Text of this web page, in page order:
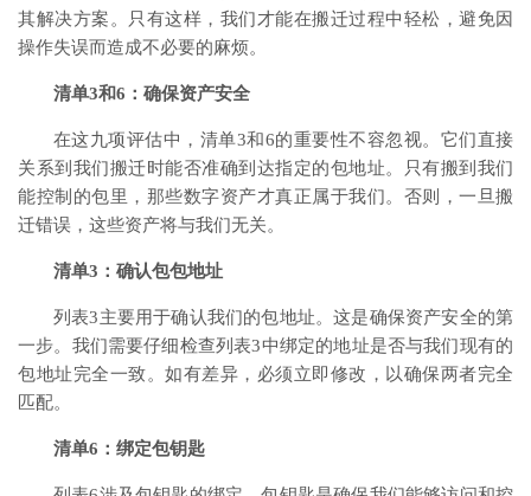
其解决方案。只有这样，我们才能在搬迁过程中轻松，避免因
操作失误而造成不必要的麻烦。
清单3和6：确保资产安全
在这九项评估中，清单3和6的重要性不容忽视。它们直接
关系到我们搬迁时能否准确到达指定的包地址。只有搬到我们
能控制的包里，那些数字资产才真正属于我们。否则，一旦搬
迁错误，这些资产将与我们无关。
清单3：确认包包地址
列表3主要用于确认我们的包地址。这是确保资产安全的第
一步。我们需要仔细检查列表3中绑定的地址是否与我们现有的
包地址完全一致。如有差异，必须立即修改，以确保两者完全
匹配。
清单6：绑定包钥匙